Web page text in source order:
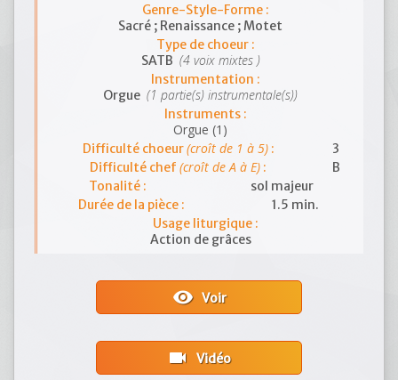
Genre-Style-Forme :
Sacré ; Renaissance ; Motet
Type de choeur :
SATB (4 voix mixtes )
Instrumentation :
Orgue (1 partie(s) instrumentale(s))
Instruments :
Orgue (1)
Difficulté choeur(croît de 1 à 5):
3
Difficulté chef(croît de A à E) :
B
Tonalité :
sol majeur
Durée de la pièce :
1.5 min.
Usage liturgique :
Action de grâces
visibilityVoir
videocam Vidéo